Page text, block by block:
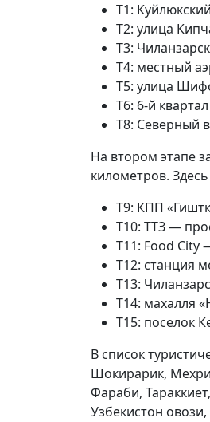
Т1:
T2: улица
T3:
T4: местный
T5: улица
T6: 6-й
T8: Северный
На втором этапе
километров.
T9: КПП
T10: ТТЗ —
T11: Food City
T12: станция
T13:
T14: махалля
T15: поселок
В список
Шокирарик,
Фараби,
Узбекистон